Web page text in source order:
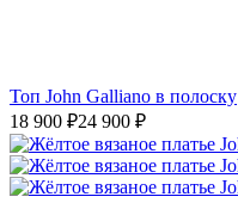
Топ John Galliano в полоску
18 900 ₽24 900 ₽